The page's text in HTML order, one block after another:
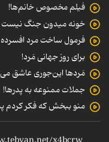
فیلم مخصوص خانم‌ها!
خونه میدون جنگ نیست
فرمول ساخت مرد
برای روز جهانی مَرد!
مَردها این‌جوری عاشق
جملات ممنوعه به پدرها!
منو ببخش که فکر کردم